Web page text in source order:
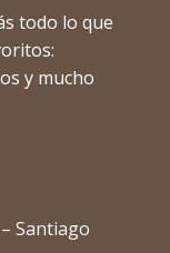
todo lo que
y mucho
Santiago